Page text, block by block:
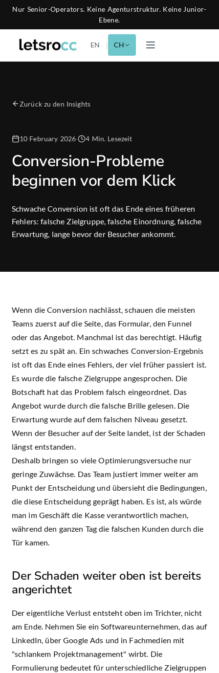
Nur Senior-Operators. Keine Agenturstruktur. Keine Junior-
Ebene.
EN | CH
Zurück zu den Insights
10 February 2026· 4 Min. Lesezeit
Conversion-Probleme
beginnen vor dem Klick
Schwache Conversion ist oft das Ende eines früheren
Fehlers: falsche Zielgruppe, falsche Einordnung, falsche
Erwartung, lange bevor der Besucher ankommt.
Wenn die Conversion nachlässt, schauen die meisten
Teams zuerst auf die Seite, das Formular, den Funnel
oder das Angebot. Manchmal ist das berechtigt. Häufig
setzt es zu spät an. Ein schwaches Conversion-Ergebnis
ist oft das Ende eines Fehlers, der viel früher passiert ist.
Es wurde die falsche Zielgruppe angesprochen. Die
Botschaft hat das Problem falsch eingeordnet. Das
Angebot wurde durch die falsche Brille gelesen. Die
Erwartung wurde auf dem falschen Niveau gesetzt.
Wenn der Besucher auf der Seite landet, ist der Schaden
längst entstanden.
Deshalb bringen so viele Optimierungsversuche nur
geringe Zuwächse. Das Team justiert immer weiter am
Punkt der Entscheidung und übersieht die Bedingungen,
die diese Entscheidung geprägt haben. Es ist, als würde
man im Geschäft die Kasse verantwortlich machen,
während den ganzen Tag die falschen Kunden durch die
Tür kamen.
Der Schaden weiter oben ist bereits
angerichtet
Der eigentliche Verlust entsteht oben im Trichter, nicht
am Ende. Nehmen Sie ein Softwareunternehmen, das auf
LinkedIn, über Google Ads und in Fachmedien mit
"schlankem Projektmanagement" wirbt. Die
Formulierung bedeutet für unterschiedliche Zielgruppen